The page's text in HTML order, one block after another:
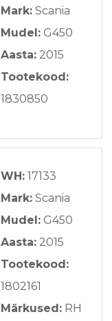
Mark: Scania
Mudel: G450
Aasta: 2015
Tootekood:
1830850
WH: 17133
Mark: Scania
Mudel: G450
Aasta: 2015
Tootekood:
1802161
Märkused: RH